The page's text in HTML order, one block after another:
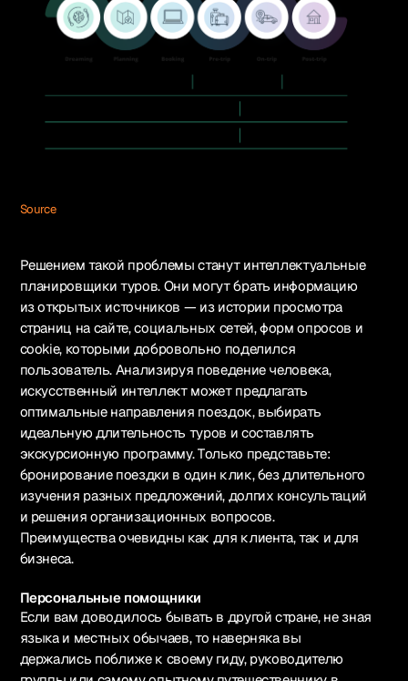
Source
Решением такой проблемы станут интеллектуальные
планировщики туров. Они могут брать информацию
из открытых источников — из истории просмотра
страниц на сайте, социальных сетей, форм опросов и
cookie, которыми добровольно поделился
пользователь. Анализируя поведение человека,
искусственный интеллект может предлагать
оптимальные направления поездок, выбирать
идеальную длительность туров и составлять
экскурсионную программу. Только представьте:
бронирование поездки в один клик, без длительного
изучения разных предложений, долгих консультаций
и решения организационных вопросов.
Преимущества очевидны как для клиента, так и для
бизнеса.
Персональные помощники
Если вам доводилось бывать в другой стране, не зная
языка и местных обычаев, то наверняка вы
держались поближе к своему гиду, руководителю